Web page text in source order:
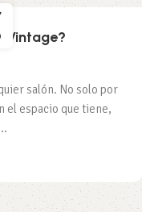
Vintage?
salón. No solo por
el espacio que tiene,